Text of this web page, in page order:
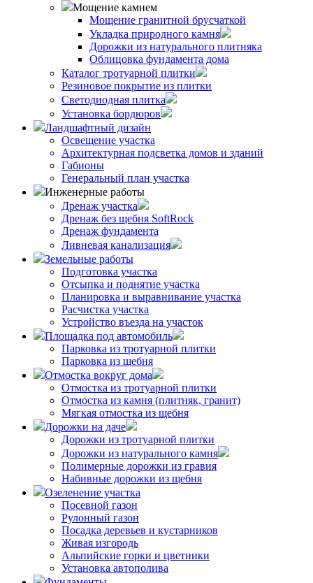
Мощение камнем
Мощение гранитной брусчаткой
Укладка природного камня
Дорожки из натурального плитняка
Облицовка фундамента дома
Каталог тротуарной плитки
Резиновое покрытие из плитки
Светодиодная плитка
Установка бордюров
Ландшафтный дизайн
Освещение участка
Архитектурная подсветка домов и зданий
Габионы
Генеральный план участка
Инженерные работы
Дренаж участка
Дренаж без щебня SoftRock
Дренаж фундамента
Ливневая канализация
Земельные работы
Подготовка участка
Отсыпка и поднятие участка
Планировка и выравнивание участка
Расчистка участка
Устройство въезда на участок
Площадка под автомобиль
Парковка из тротуарной плитки
Парковка из щебня
Отмостка вокруг дома
Отмостка из тротуарной плитки
Отмостка из камня (плитняк, гранит)
Мягкая отмостка из щебня
Дорожки на даче
Дорожки из тротуарной плитки
Дорожки из натурального камня
Полимерные дорожки из гравия
Набивные дорожки из щебня
Озеленение участка
Посевной газон
Рулонный газон
Посадка деревьев и кустарников
Живая изгородь
Альпийские горки и цветники
Установка автополива